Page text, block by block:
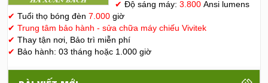
✔ Độ sáng máy: 3.800Ansi lumens
✔ Tuổi thọ bóng đèn 7.000 giờ
✔ Trung tâm bảo hành - sửa chữa máy chiếu Vivitek
✔ Thay tận nơi, Bảo trì miễn phí
✔ Bảo hành: 03 tháng hoặc 1.000 giờ